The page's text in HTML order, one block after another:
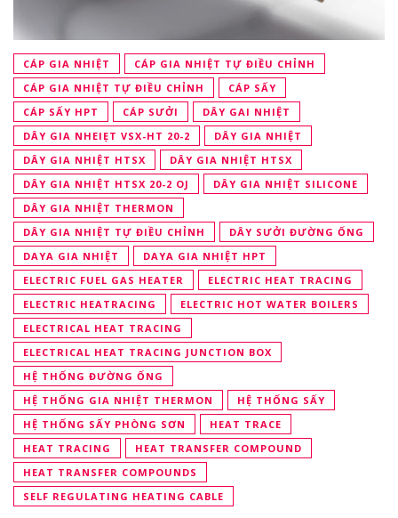
CÁP GIA NHIỆT
CÁP GIA NHIỆT TỰ ĐIỀU CHỈNH
CÁP GIA NHIỆT TỰ ĐIỀU CHỈNH
CÁP SẤY
CÁP SẤY HPT
CÁP SƯỞI
DÂY GAI NHIỆT
DÂY GIA NHEIẸT VSX-HT 20-2
DÂY GIA NHIỆT
DÂY GIA NHIỆT HTSX
DÂY GIA NHIỆT HTSX
DÂY GIA NHIỆT HTSX 20-2 OJ
DÂY GIA NHIỆT SILICONE
DÂY GIA NHIỆT THERMON
DÂY GIA NHIỆT TỰ ĐIỀU CHỈNH
DÂY SƯỞI ĐƯỜNG ỐNG
DAYA GIA NHIỆT
DAYA GIA NHIỆT HPT
ELECTRIC FUEL GAS HEATER
ELECTRIC HEAT TRACING
ELECTRIC HEATRACING
ELECTRIC HOT WATER BOILERS
ELECTRICAL HEAT TRACING
ELECTRICAL HEAT TRACING JUNCTION BOX
HỆ THỐNG ĐƯỜNG ỐNG
HỆ THỐNG GIA NHIỆT THERMON
HỆ THỐNG SẤY
HỆ THỐNG SẤY PHÒNG SƠN
HEAT TRACE
HEAT TRACING
HEAT TRANSFER COMPOUND
HEAT TRANSFER COMPOUNDS
SELF REGULATING HEATING CABLE